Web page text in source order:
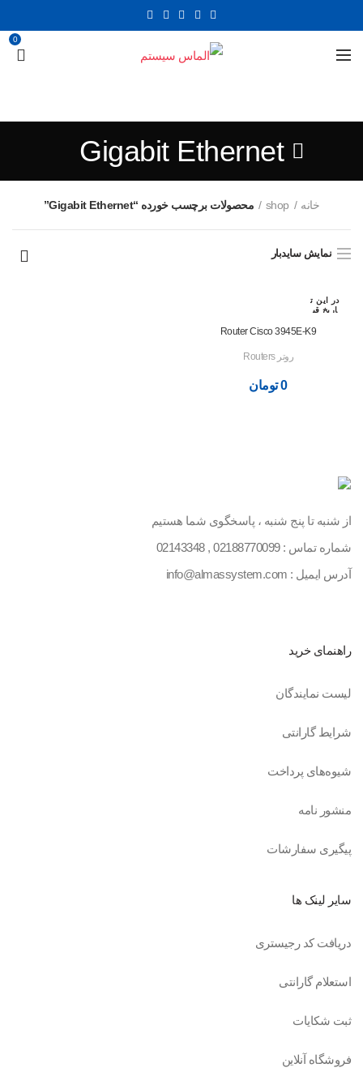
0
Gigabit Ethernet
خانه shop محصولات برچسب خورده “Gigabit Ethernet”
نمایش سایدبار
در این ت
اریخ قب
شده اسRouter Cisco 3945E-K9
روتر Routers
0 تومان
از شنبه تا پنج شنبه ، پاسخگوی شما هستیم
شماره تماس :02188770099
,
02143348
آدرس ایمیل : info@almassystem.com
راهنمای خرید
لیست نمایندگان
شرایط گارانتی
شیوه‌های پرداخت
منشور نامه
پیگیری سفارشات
سایر لینک ها
دریافت کد رجیستری
استعلام گارانتی
ثبت شکایات
فروشگاه آنلاین